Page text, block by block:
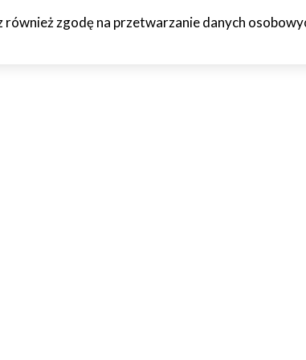
CZTERY KÓŁKA JAZDA PRÓBNA WTF!
zgodę na przetwarzanie danych